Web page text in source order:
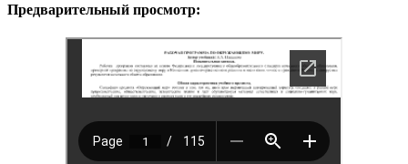
Предварительный просмотр: